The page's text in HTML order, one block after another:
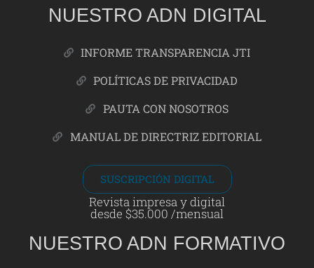
NUESTRO ADN DIGITAL
INFORME TRANSPARENCIA JTI
POLÍTICAS DE PRIVACIDAD
PAUTA CON NOSOTROS
MANUAL DE DIRECTRIZ EDITORIAL
SUSCRIPCIÓN DIGITAL
Revista impresa y digital
desde $35.000 /mensual
NUESTRO ADN FORMATIVO